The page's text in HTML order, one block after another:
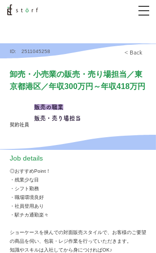
ID: 2511045258 < Back
卸売・小売業の販売・売り場担当／東
京都港区／年収300万円～年収418万円
契約社員
販売の職業
販売・売り場担当
​Job details
◎おすすめPoint！
・残業少な目
・シフト勤務
・職場環境良好
・社員登用あり
・駅チカ通勤楽々
ショーケースを挟んでの対面販売スタイルで、お客様のご要望
の商品を伺い、包装・レジ作業を行っていただきます。
知識やスキルは入社してから身につければOK♪